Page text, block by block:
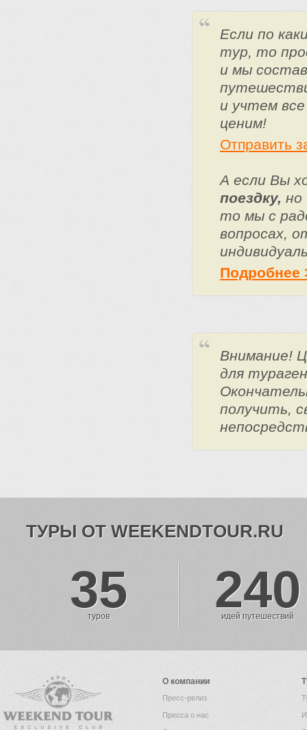
Если по
тур, то
и мы
и учтем
ценим!
Отправить
А если Вы
поездку, но
то мы с
вопросах,
Подробнее
Внимание!
для
получить,
ТУРЫ ОТ WEEKENDTOUR.RU
35
туров 240
идей путешествий
О компании
Пресс-релиз
Пресса о нас